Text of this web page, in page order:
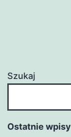
Szukaj
Ostatnie wpisy